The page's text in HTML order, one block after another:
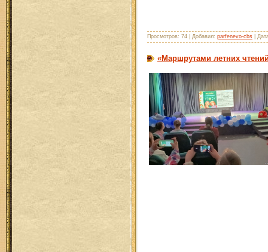
Просмотров: 74 | Добавил: parfenevo-cbs|
«Маршрутами летних